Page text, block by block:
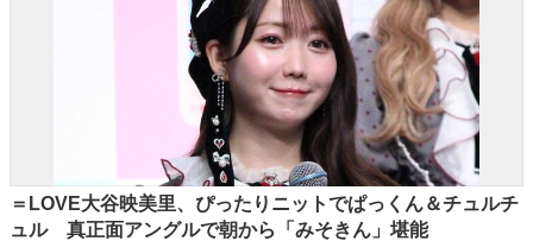
＝LOVE大谷映美里、ぴったりニットでぱっくん＆チュルチ
ュル 真正面アングルで朝から「みそきん」堪能